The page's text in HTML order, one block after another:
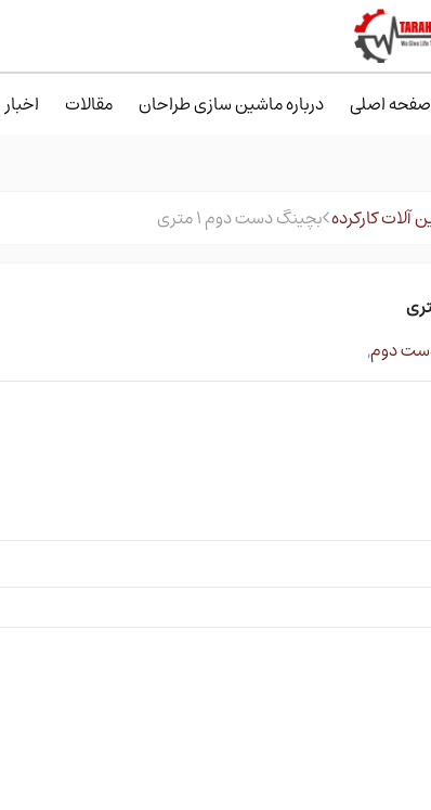
صفحه اصلی درباره ماشین سازی طراحان مقالات اخبار
کارکرده بچینگ دست دوم ۱ متری
دوم,